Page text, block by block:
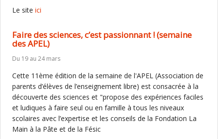
Le site ici
Faire des sciences, c’est passionnant ! (semaine
des APEL)
Du 19 au 24 mars
Cette 11ème édition de la semaine de l'APEL (Association de
parents d’élèves de l’enseignement libre) est consacrée à la
découverte des sciences et "propose des expériences faciles
et ludiques à faire seul ou en famille à tous les niveaux
scolaires avec l’expertise et les conseils de la Fondation La
Main à la Pâte et de la Fésic